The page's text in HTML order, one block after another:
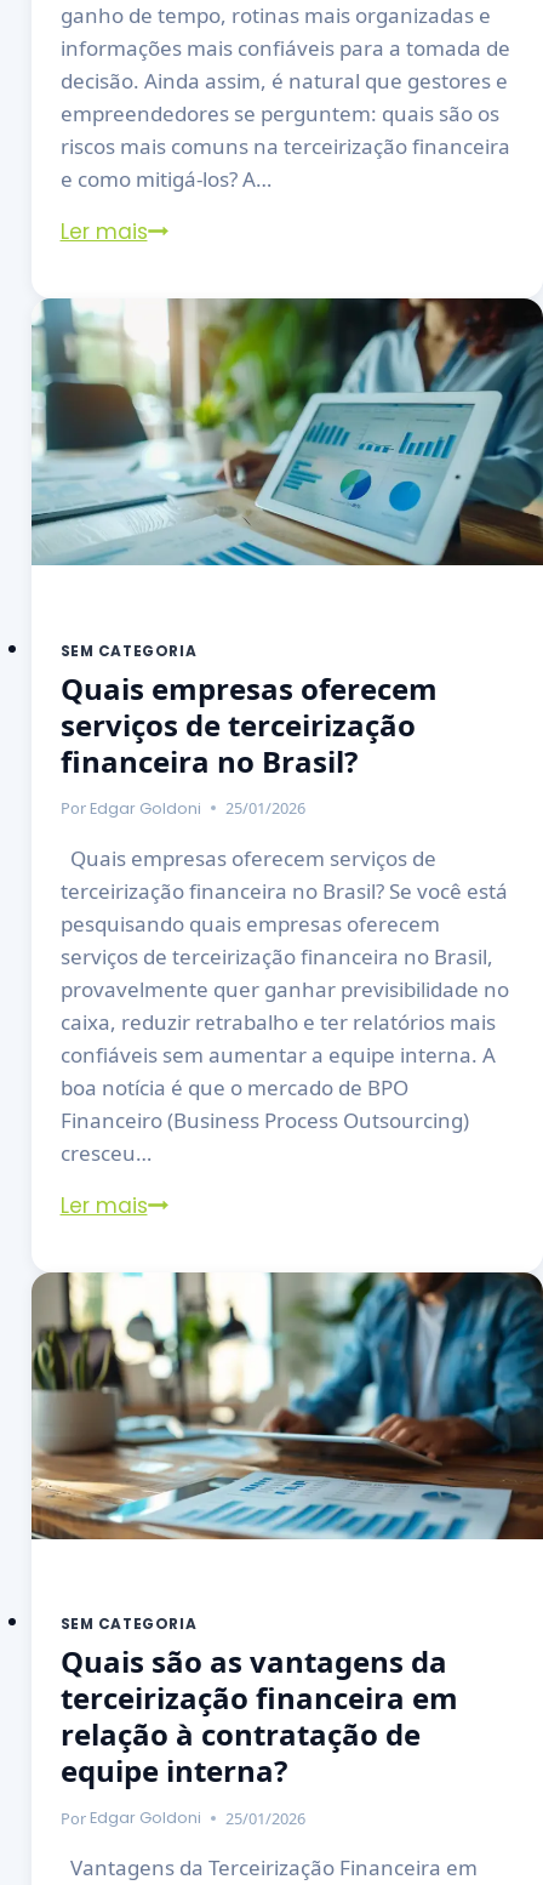
ganho de tempo, rotinas mais organizadas e
informações mais confiáveis para a tomada de
decisão. Ainda assim, é natural que gestores e
empreendedores se perguntem: quais são os
riscos mais comuns na terceirização financeira
e como mitigá-los? A…
Ler mais
SEM CATEGORIA
Quais empresas oferecem
serviços de terceirização
financeira no Brasil?
Por Edgar Goldoni 25/01/2026
Quais empresas oferecem serviços de
terceirização financeira no Brasil? Se você está
pesquisando quais empresas oferecem
serviços de terceirização financeira no Brasil,
provavelmente quer ganhar previsibilidade no
caixa, reduzir retrabalho e ter relatórios mais
confiáveis sem aumentar a equipe interna. A
boa notícia é que o mercado de BPO
Financeiro (Business Process Outsourcing)
cresceu…
Ler mais
SEM CATEGORIA
Quais são as vantagens da
terceirização financeira em
relação à contratação de
equipe interna?
Por Edgar Goldoni 25/01/2026
Vantagens da Terceirização Financeira em